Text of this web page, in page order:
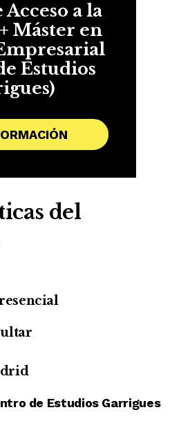
a la
Máster en
Estudios
del
de Estudios Garrigues